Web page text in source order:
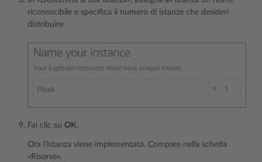
riconoscibile e specifica il numero di istanze che desideri
distribuire.
Fai clic su OK.
Ora l’istanza viene implementata. Compare nella scheda
«Risorse».